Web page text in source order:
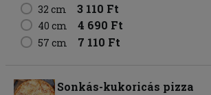
32 cm 3 110 Ft
40 cm 4 690 Ft
57 cm 7 110 Ft
Sonkás-kukoricás pizza